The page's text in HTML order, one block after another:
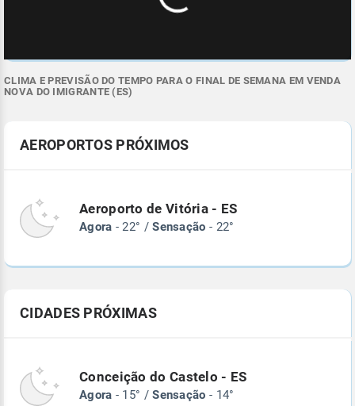
CLIMA E PREVISÃO DO TEMPO PARA O FINAL DE SEMANA EM VENDA
NOVA DO IMIGRANTE (ES)
AEROPORTOS PRÓXIMOS
Aeroporto de Vitória - ES
Agora - 22° /Sensação - 22°
CIDADES PRÓXIMAS
Conceição do Castelo - ES
Agora - 15° /Sensação - 14°